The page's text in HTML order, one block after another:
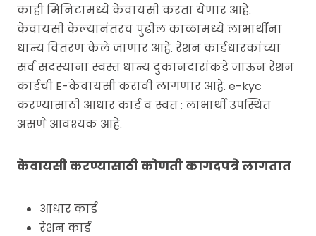
काही मिनिटामध्ये केवायसी करता येणार आहे.
केवायसी केल्यानंतरच पुढील काळामध्ये लाभार्थींना
धान्य वितरण केले जाणार आहे. रेशन कार्डधारकांच्या
सर्व सदस्यांना स्वस्त धान्य दुकानदारांकडे जाऊन रेशन
कार्डची E-केवायसी करावी लागणार आहे. e-kyc
करण्यासाठी आधार कार्ड व स्वत : लाभार्थी उपस्थित
असणे आवश्यक आहे.
केवायसी करण्यासाठी कोणती कागदपत्रे लागतात
आधार कार्ड
रेशन कार्ड